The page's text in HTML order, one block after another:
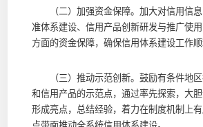
（二）加强资金保障。加大对信用信息
准体系建设、信用产品创新研发与推广使
方面的资金保障，确保信用体系建设工作顺
（三）推动示范创新。鼓励有条件地区
和信用产品的示范点，通过率先探索，大胆
形成亮点，总结经验，着力在制度机制上